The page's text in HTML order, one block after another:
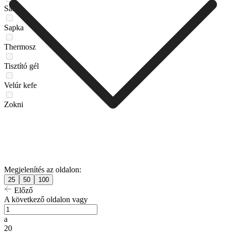
Sál
Sapka
Thermosz
Tisztító gél
Velúr kefe
Zokni
Megjelenítés az oldalon:
25 50 100
Előző
A következő oldalon vagy
a
20